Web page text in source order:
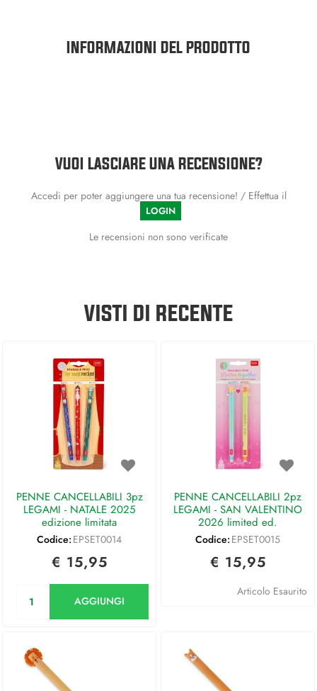
INFORMAZIONI DEL PRODOTTO
VUOI LASCIARE UNA RECENSIONE?
Accedi per poter aggiungere una tua recensione! / Effettua il
LOGIN
Le recensioni non sono verificate
VISTI DI RECENTE
PENNE CANCELLABILI 3pz
LEGAMI - NATALE 2025
edizione limitata
Codice: EPSET0014
€ 15,95
AGGIUNGI
PENNE CANCELLABILI 2pz
LEGAMI - SAN VALENTINO
2026 limited ed.
Codice: EPSET0015
€ 15,95
Articolo Esaurito